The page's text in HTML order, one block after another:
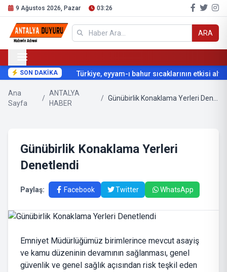
9 Ağustos 2026, Pazar 03:26
ARA
SON DAKİKA Türkiye, eyyam-ı bahur sıcaklarının etkisi
Ana
Sayfa
/
ANTALYA
HABER
/
Günübirlik Konaklama Yerleri
Denetlendi
Paylaş: Facebook Twitter WhatsApp
Emniyet Müdürlüğümüz birimlerince mevcut asayiş
ve kamu düzeninin devamının sağlanması, genel
güvenlik ve genel sağlık açısından risk teşkil eden